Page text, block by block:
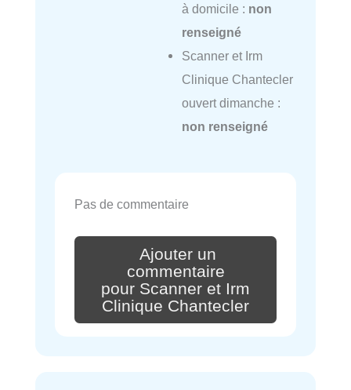
à domicile : non
renseigné
Scanner et Irm
Clinique Chantecler
ouvert dimanche :
non renseigné
Pas de commentaire
Ajouter un
commentaire
pour Scanner et Irm
Clinique Chantecler